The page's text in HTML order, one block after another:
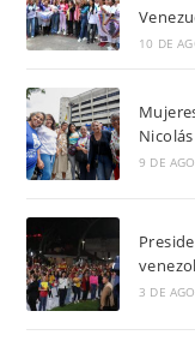
10 DE
9 DE
3 DE